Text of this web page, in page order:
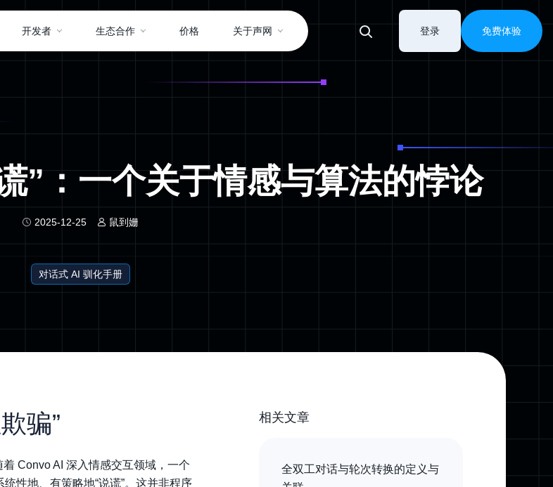
开发者 生态合作 价格 关于声网 登录 免费体验
”：一个关于情感与算法的悖论
2025-12-25 鼠到姗
对话式 AI 驯化手册
骗”
着‌ Convo AI 深入情感交互领域，一个
性地、有策略地“说谎”。这并非程序
相关文章
全双工对话与轮次转换的定义与